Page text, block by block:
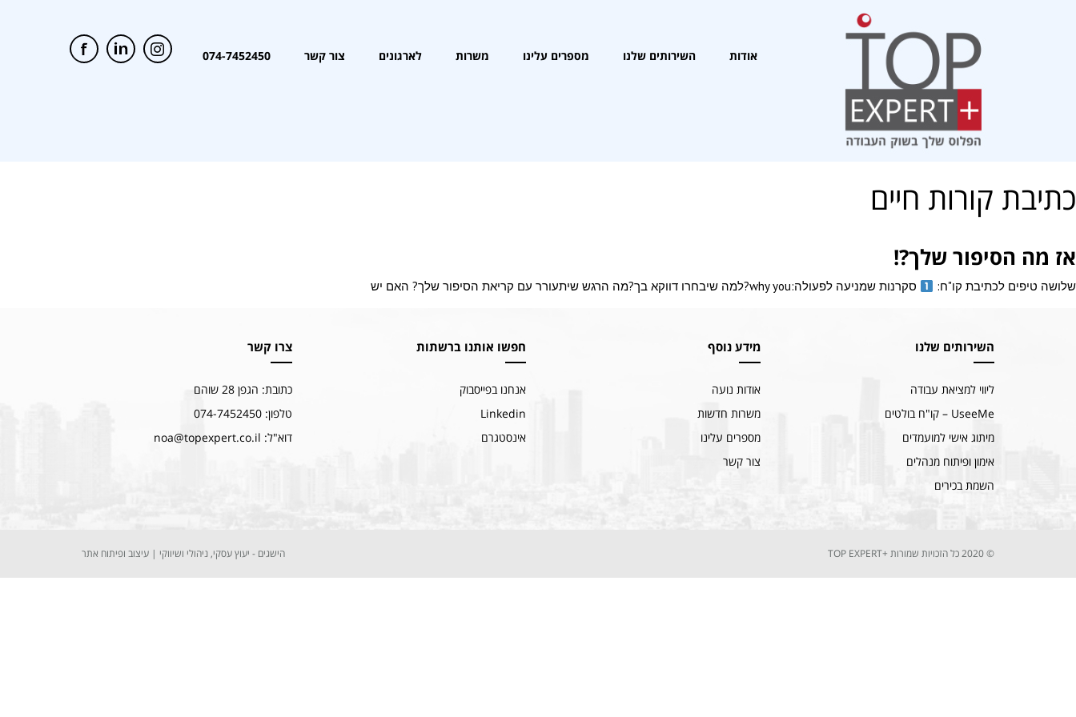
אודות השירותים שלנו מספרים עלינו משרות לארגונים צור קשר 074-7452450
כתיבת קורות חיים
אז מה הסיפור שלך?!
שלושה טיפים לכתיבת קו"ח: סקרנות שמניעה לפעולה:why you?למה שיבחרו דווקא בך?מה הרגש שיתעורר עם קריאת הסיפור שלך? האם יש
השירותים שלנו
ליווי למציאת עבודה
UseeMe – קו"ח בולטים
מיתוג אישי למועמדים
אימון ופיתוח מנהלים
השמת בכירים
מידע נוסף
אודות נועה
משרות חדשות
מספרים עלינו
צור קשר
חפשו אותנו ברשתות
אנחנו בפייסבוק
Linkedin
אינסטגרם
צרו קשר
כתובת: הגפן 28 שוהם
טלפון: 074-7452450
דוא"ל: noa@topexpert.co.il
© 2020 כל הזכויות שמורות +TOP EXPERT הישגים - יעוץ עסקי, ניהולי ושיווקי | עיצוב ופיתוח אתר